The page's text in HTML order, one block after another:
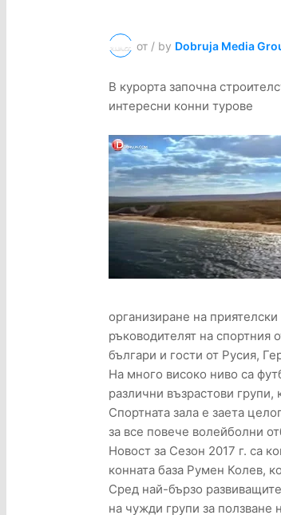
от / by Dobruja Media
В курорта започна
интересни конни турове
организиране на
ръководителят на спортния
българи и гости от Русия,
На много високо ниво са
различни възрастови групи,
Спортната зала е заета
за все повече волейболни
Новост за Сезон 2017 г. са
конната база Румен Колев,
Сред най-бързо
на чужди групи за ползване